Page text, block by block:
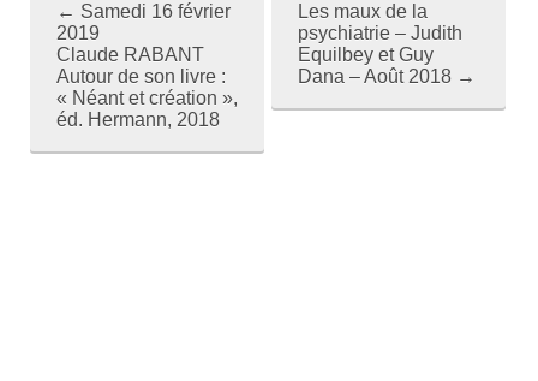
t
← Samedi 16 février
2019
Claude RABANT
Autour de son livre :
« Néant et création »,
éd. Hermann, 2018
Les maux de la
psychiatrie – Judith
Equilbey et Guy
Dana – Août 2018 →